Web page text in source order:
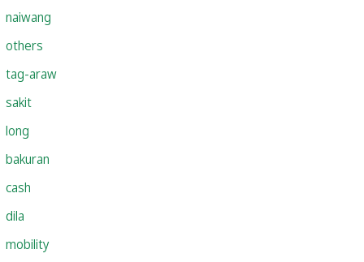
naiwang
others
tag-araw
sakit
long
bakuran
cash
dila
mobility